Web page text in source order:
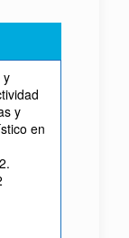
y
y
en